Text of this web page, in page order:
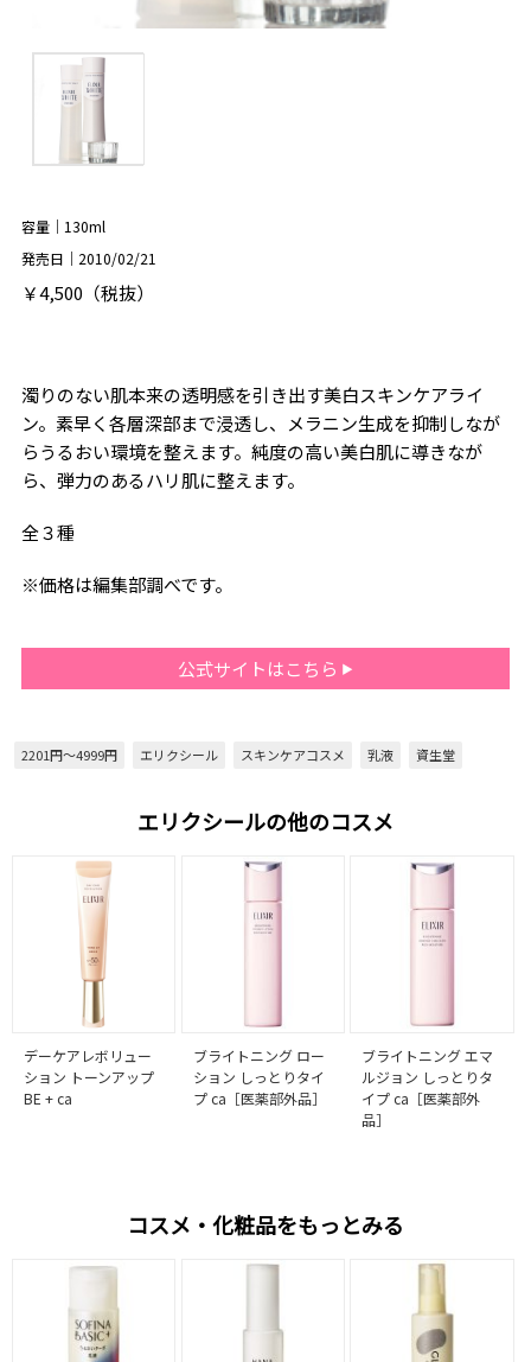
容量｜130ml
発売日｜2010/02/21
￥4,500（税抜）
濁りのない肌本来の透明感を引き出す美白スキンケアライ
ン。素早く各層深部まで浸透し、メラニン生成を抑制しなが
らうるおい環境を整えます。純度の高い美白肌に導きなが
ら、弾力のあるハリ肌に整えます。
全３種
※価格は編集部調べです。
公式サイトはこちら
2201円～4999円 エリクシール スキンケアコスメ 乳液 資生堂
エリクシールの他のコスメ
デーケアレボリュー
ション トーンアップ
BE + ca
ブライトニング ロー
ション しっとりタイ
プ ca［医薬部外品］
ブライトニング エマ
ルジョン しっとりタ
イプ ca［医薬部外
品］
コスメ・化粧品をもっとみる